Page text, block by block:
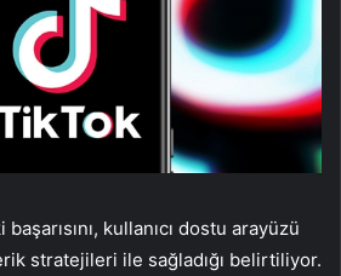
kullanıcı dostu arayüzü
stratejileri ile sağladığı belirtiliyor.